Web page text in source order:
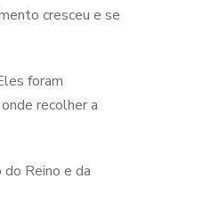
cresceu e se
foram
recolher a
do Reino e da